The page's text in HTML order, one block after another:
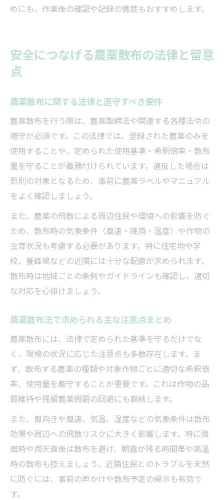
めにも、作業後の確認や記録の徹底もおすすめします。
安全につなげる農薬散布の法律と留意
点
農薬散布に関する法律と遵守すべき要件
農薬散布を行う際は、農薬取締法や関連する各種法令の
遵守が必須です。この法律では、登録された農薬のみを
使用することや、定められた使用基準・希釈倍率・散布
量を守ることが義務付けられています。違反した場合は
罰則の対象となるため、事前に農薬ラベルやマニュアル
をよく確認しましょう。
また、農薬の飛散による周辺住民や環境への影響を防ぐ
ため、散布時の気象条件（風速・降雨・温度）や作物の
生育状況も考慮する必要があります。特に住宅地や学
校、養蜂場などの近隣には十分な配慮が求められます。
散布時は地域ごとの条例やガイドラインも確認し、適切
な対応を心掛けましょう。
農薬散布法で求められる主な注意点まとめ
農薬散布には、法律で定められた基準を守るだけでな
く、現場の状況に応じた注意点も多数存在します。ま
ず、散布する農薬の種類や対象作物ごとに適切な希釈倍
率、使用量を厳守することが重要です。これは作物の品
質維持や残留農薬問題の回避にも直結します。
また、風向きや風速、気温、湿度などの気象条件は散布
効果や周辺への飛散リスクに大きく影響します。特に強
風時や雨天直後は散布を避け、朝露が残る時間帯や高温
時の散布も控えましょう。近隣住民とのトラブルを未然
に防ぐには、事前の声かけや散布予定の掲示も有効で
す。